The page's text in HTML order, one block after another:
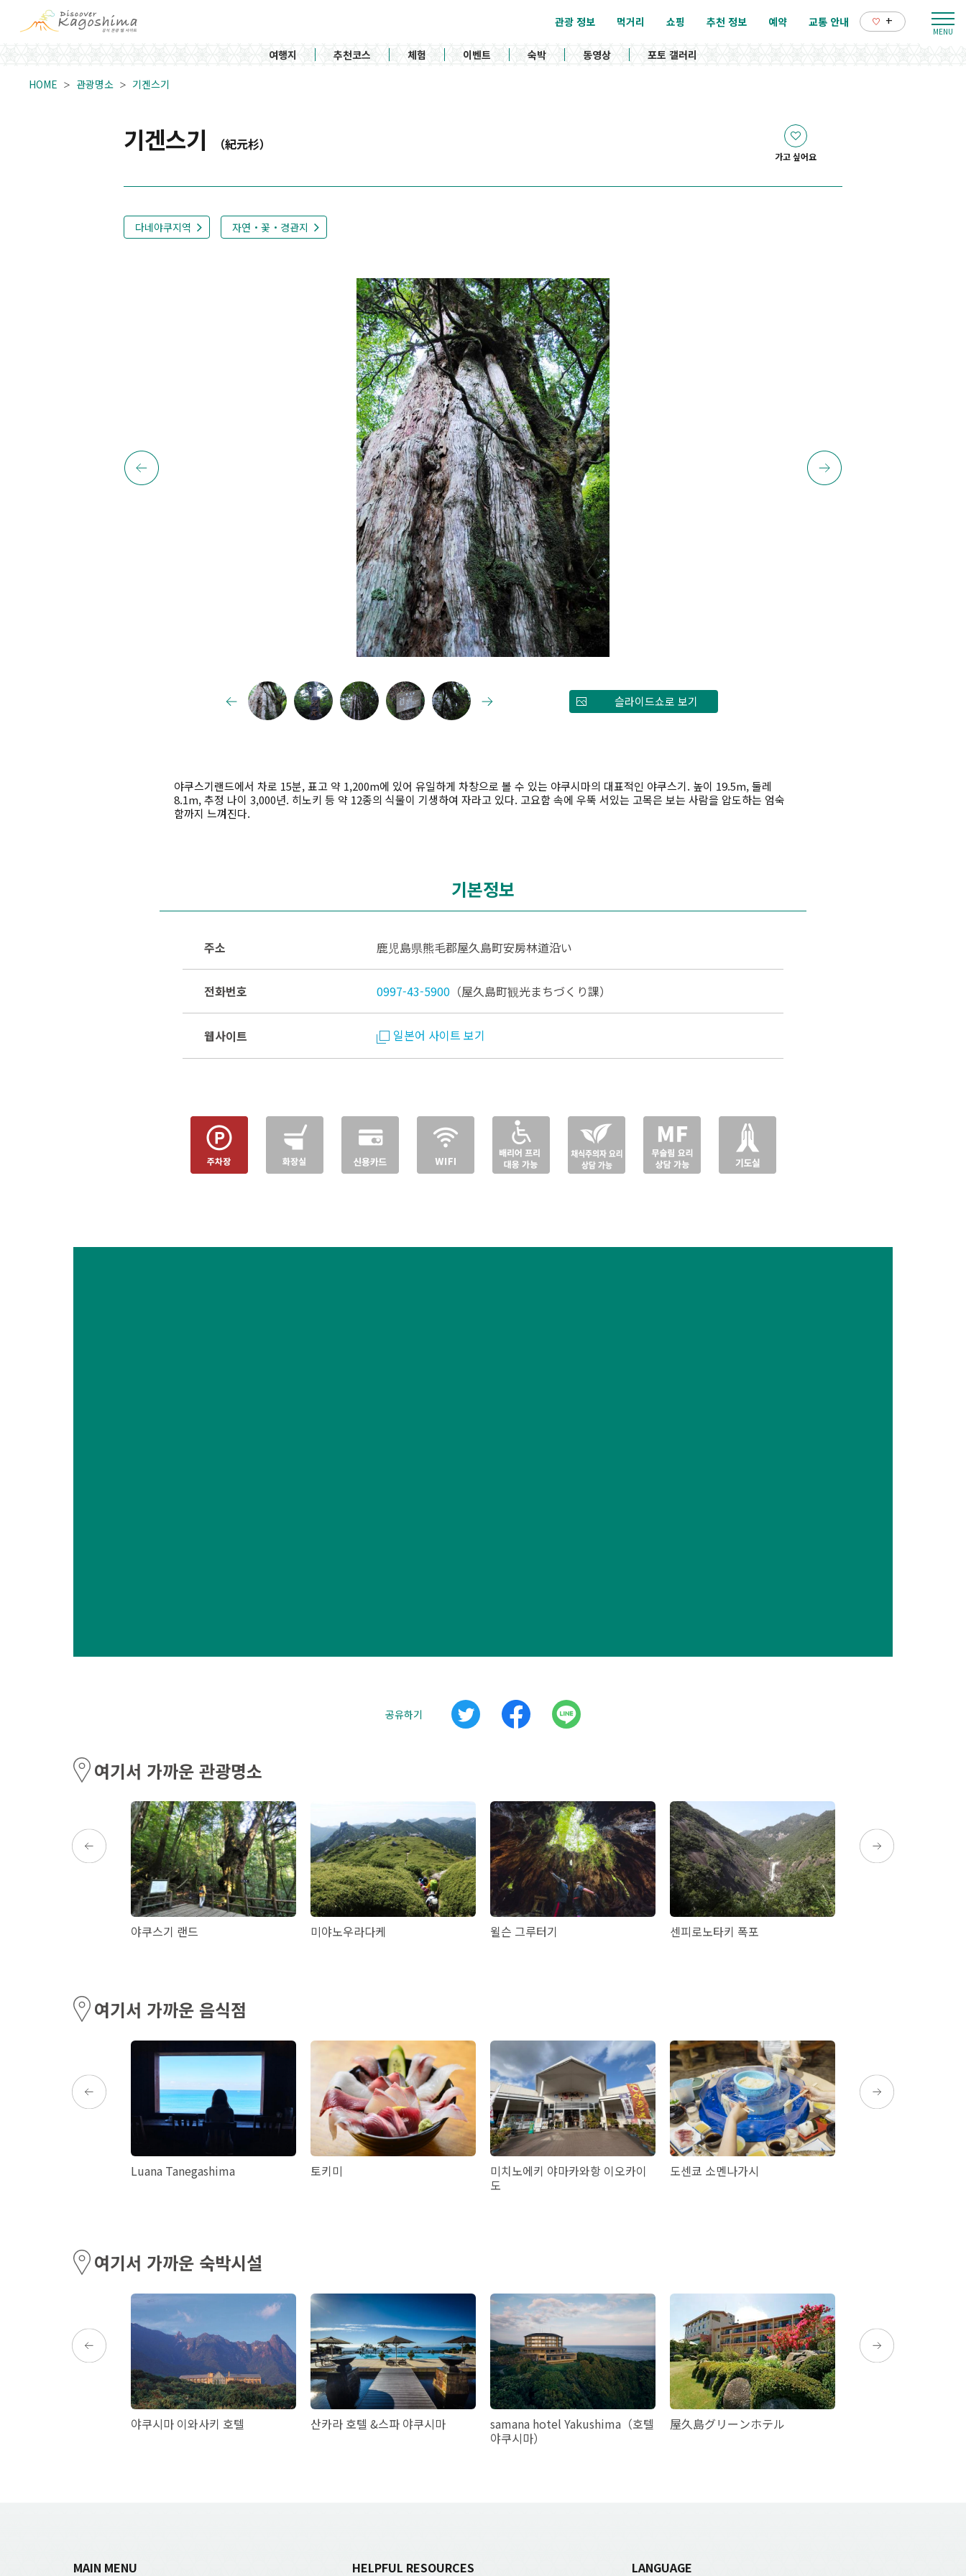
관광 정보 먹거리 쇼핑 추천 정보 예약 교통 안내 +
여행지 추천코스 체험 이벤트 숙박 동영상 포토 갤러리
HOME 관광명소 기겐스기
기겐스기 （紀元杉）
가고 싶어요
다네야쿠지역 자연・꽃・경관지
슬라이드쇼로 보기
야쿠스기랜드에서 차로 15분, 표고 약 1,200m에 있어 유일하게 차창으로 볼 수 있는 야쿠시마의 대표적인 야쿠스기. 높이 19.5m, 둘레
8.1m, 추정 나이 3,000년. 히노키 등 약 12종의 식물이 기생하여 자라고 있다. 고요함 속에 우뚝 서있는 고목은 보는 사람을 압도하는 엄숙
함까지 느껴진다.
기본정보
주소 鹿児島県熊毛郡屋久島町安房林道沿い
전화번호 0997-43-5900 （屋久島町観光まちづくり課）
웹사이트 일본어 사이트 보기
공유하기
여기서 가까운 관광명소
야쿠스기 랜드 미야노우라다케 윌슨 그루터기 센피로노타키 폭포
여기서 가까운 음식점
Luana Tanegashima 토키미
미치노에키 야마카와항 이오카이
도
도센쿄 소멘나가시
여기서 가까운 숙박시설
야쿠시마 이와사키 호텔 산카라 호텔 &스파 야쿠시마
samana hotel Yakushima（호텔
야쿠시마）
屋久島グリーンホテル
MAIN MENU HELPFUL RESOURCES LANGUAGE